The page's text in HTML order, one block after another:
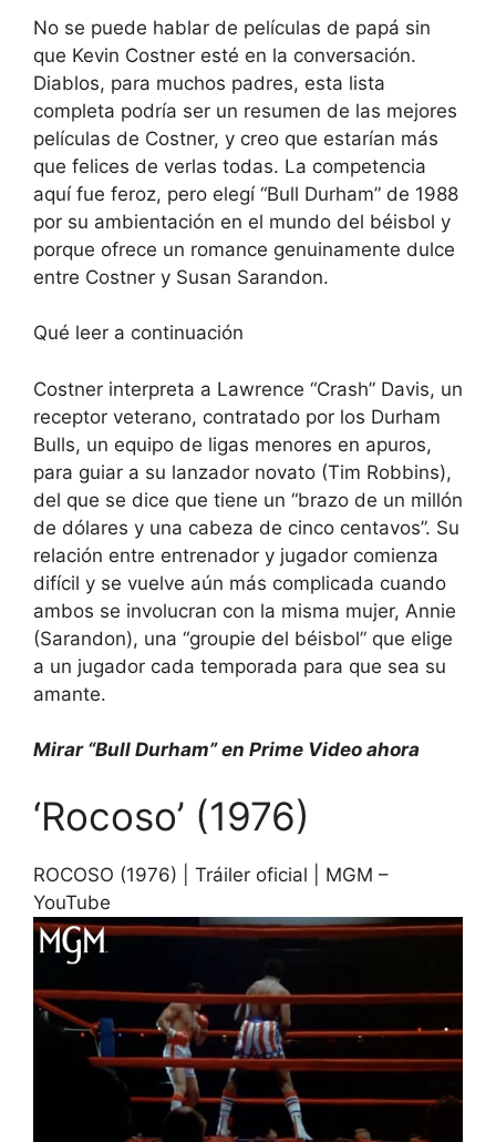
No se puede hablar de películas de papá sin
que Kevin Costner esté en la conversación.
Diablos, para muchos padres, esta lista
completa podría ser un resumen de las mejores
películas de Costner, y creo que estarían más
que felices de verlas todas. La competencia
aquí fue feroz, pero elegí “Bull Durham” de 1988
por su ambientación en el mundo del béisbol y
porque ofrece un romance genuinamente dulce
entre Costner y Susan Sarandon.
Qué leer a continuación
Costner interpreta a Lawrence “Crash” Davis, un
receptor veterano, contratado por los Durham
Bulls, un equipo de ligas menores en apuros,
para guiar a su lanzador novato (Tim Robbins),
del que se dice que tiene un “brazo de un millón
de dólares y una cabeza de cinco centavos”. Su
relación entre entrenador y jugador comienza
difícil y se vuelve aún más complicada cuando
ambos se involucran con la misma mujer, Annie
(Sarandon), una “groupie del béisbol” que elige
a un jugador cada temporada para que sea su
amante.
Mirar “Bull Durham” en Prime Video ahora
‘Rocoso’ (1976)
ROCOSO (1976) | Tráiler oficial | MGM –
YouTube